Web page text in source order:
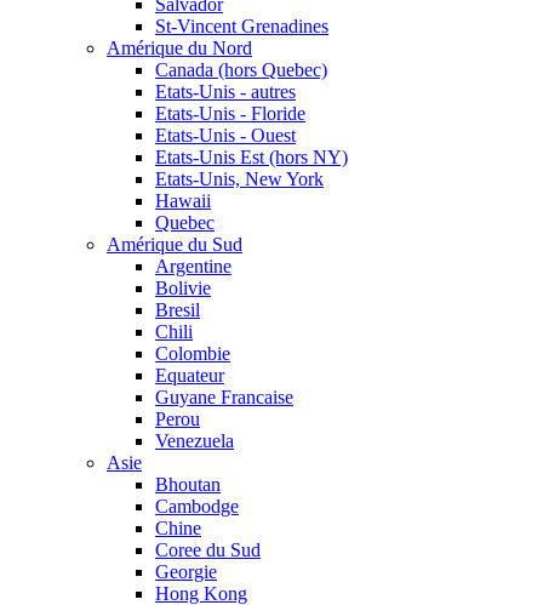
Salvador
St-Vincent Grenadines
Amérique du Nord
Canada (hors Quebec)
Etats-Unis - autres
Etats-Unis - Floride
Etats-Unis - Ouest
Etats-Unis Est (hors NY)
Etats-Unis, New York
Hawaii
Quebec
Amérique du Sud
Argentine
Bolivie
Bresil
Chili
Colombie
Equateur
Guyane Francaise
Perou
Venezuela
Asie
Bhoutan
Cambodge
Chine
Coree du Sud
Georgie
Hong Kong